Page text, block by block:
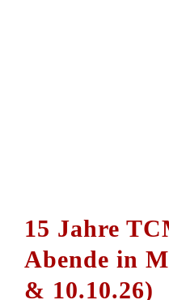
15 Jahre
Abende in
& 10.10.26)